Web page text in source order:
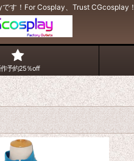
す！For Cosplay、Trust CGcosplay！
予約25％off